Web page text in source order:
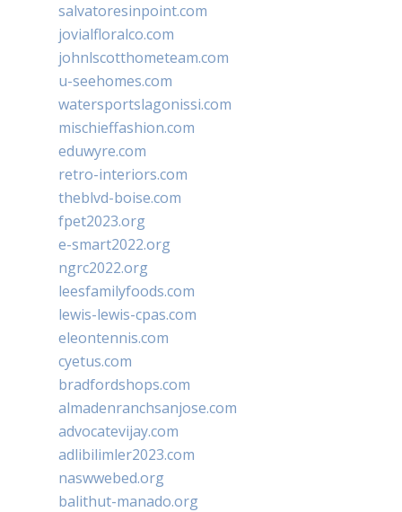
salvatoresinpoint.com
jovialfloralco.com
johnlscotthometeam.com
u-seehomes.com
watersportslagonissi.com
mischieffashion.com
eduwyre.com
retro-interiors.com
theblvd-boise.com
fpet2023.org
e-smart2022.org
ngrc2022.org
leesfamilyfoods.com
lewis-lewis-cpas.com
eleontennis.com
cyetus.com
bradfordshops.com
almadenranchsanjose.com
advocatevijay.com
adlibilimler2023.com
naswwebed.org
balithut-manado.org